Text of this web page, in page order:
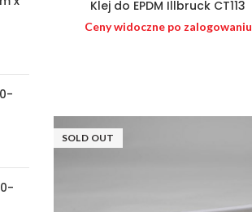
Klej do EPDM Illbruck CT113
Ceny widoczne po zalogowaniu
SOLD OUT